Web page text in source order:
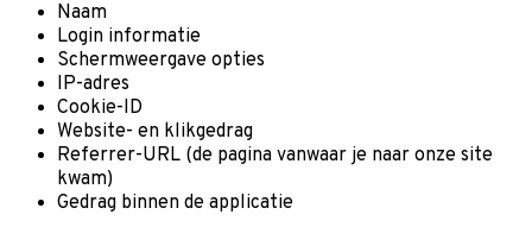
Naam
Login informatie
Schermweergave opties
IP-adres
Cookie-ID
Website- en klikgedrag
Referrer-URL (de pagina vanwaar je naar onze site
kwam)
Gedrag binnen de applicatie